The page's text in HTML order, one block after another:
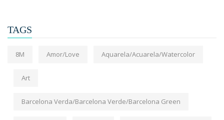
TAGS
8M Amor/Love Aquarela/Acuarela/Watercolor
Art
Barcelona Verda/Barcelona Verde/Barcelona Green